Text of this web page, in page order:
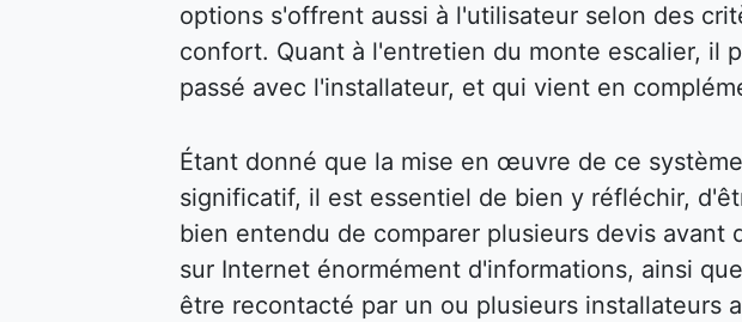
options s'offrent aussi à l'utilisateur selon des
confort. Quant à l'entretien du monte escalier, il
passé avec l'installateur, et qui vient en
Étant donné que la mise en œuvre de ce
significatif, il est essentiel de bien y réfléchir,
bien entendu de comparer plusieurs devis avant
sur Internet énormément d'informations, ainsi
être recontacté par un ou plusieurs installateurs